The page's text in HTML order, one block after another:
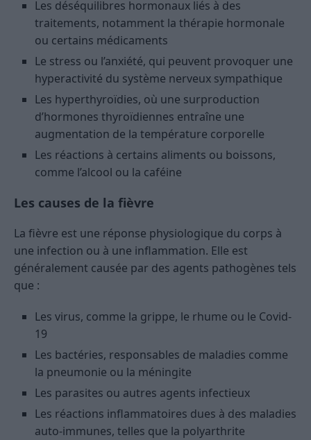
Les déséquilibres hormonaux liés à des
traitements, notamment la thérapie hormonale
ou certains médicaments
Le stress ou l’anxiété, qui peuvent provoquer une
hyperactivité du système nerveux sympathique
Les hyperthyroïdies, où une surproduction
d’hormones thyroïdiennes entraîne une
augmentation de la température corporelle
Les réactions à certains aliments ou boissons,
comme l’alcool ou la caféine
Les causes de la fièvre
La fièvre est une réponse physiologique du corps à
une infection ou à une inflammation. Elle est
généralement causée par des agents pathogènes tels
que :
Les virus, comme la grippe, le rhume ou le Covid-
19
Les bactéries, responsables de maladies comme
la pneumonie ou la méningite
Les parasites ou autres agents infectieux
Les réactions inflammatoires dues à des maladies
auto-immunes, telles que la polyarthrite